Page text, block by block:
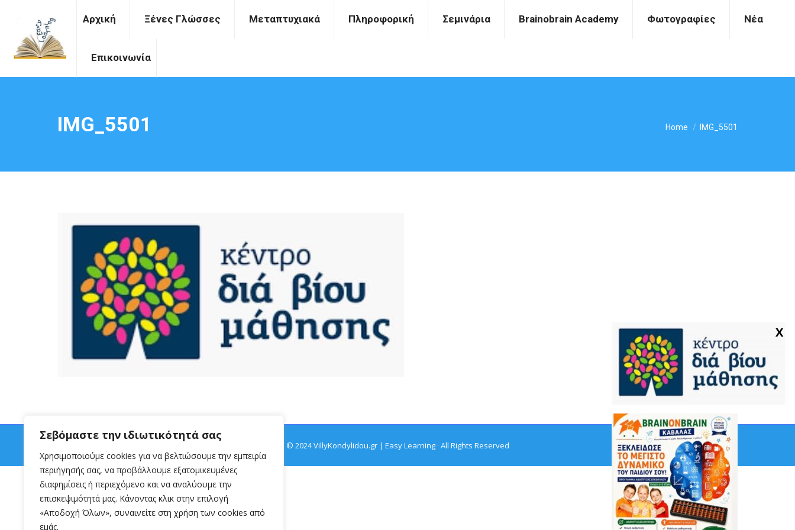
Σεβόμαστε την ιδιωτικότητά σας
Χρησιμοποιούμε cookies για να βελτιώσουμε την εμπειρία
περιήγησής σας, να προβάλλουμε εξατομικευμένες
διαφημίσεις ή περιεχόμενο και να αναλύουμε την
επισκεψιμότητά μας. Κάνοντας κλικ στην επιλογή
«Αποδοχή Όλων», συναινείτε στη χρήση των cookies από
εμάς.
Αρχική Ξένες Γλώσσες Μεταπτυχιακά Πληροφορική Σεμινάρια Brainobrain Academy Φωτογραφίες Νέα
Επικοινωνία
IMG_5501 You are here:
Home IMG_5501
© 2024 VillyKondylidou.gr | Easy Learning · All Rights Reserved